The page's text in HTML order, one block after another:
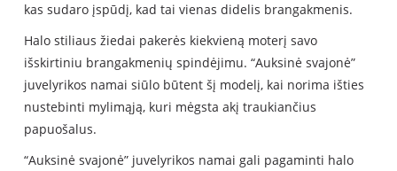
kas sudaro įspūdį, kad tai vienas didelis brangakmenis.
Halo stiliaus žiedai pakerės kiekvieną moterį savo
išskirtiniu brangakmenių spindėjimu. “Auksinė svajonė”
juvelyrikos namai siūlo būtent šį modelį, kai norima išties
nustebinti mylimąją, kuri mėgsta akį traukiančius
papuošalus.
“Auksinė svajonė” juvelyrikos namai gali pagaminti halo